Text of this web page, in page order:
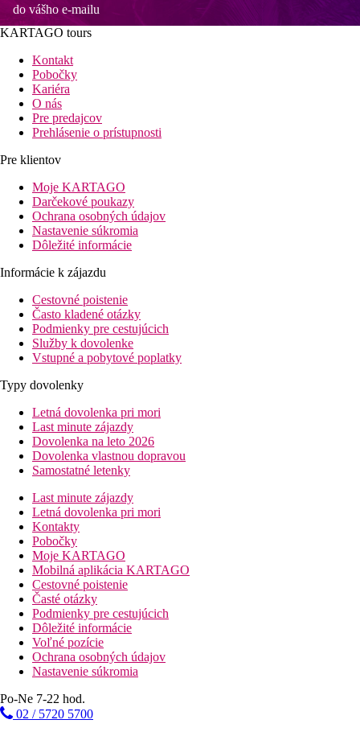
do vášho e-mailu
KARTAGO tours
Kontakt
Pobočky
Kariéra
O nás
Pre predajcov
Prehlásenie o prístupnosti
Pre klientov
Moje KARTAGO
Darčekové poukazy
Ochrana osobných údajov
Nastavenie súkromia
Dôležité informácie
Informácie k zájazdu
Cestovné poistenie
Často kladené otázky
Podmienky pre cestujúcich
Služby k dovolenke
Vstupné a pobytové poplatky
Typy dovolenky
Letná dovolenka pri mori
Last minute zájazdy
Dovolenka na leto 2026
Dovolenka vlastnou dopravou
Samostatné letenky
Last minute zájazdy
Letná dovolenka pri mori
Kontakty
Pobočky
Moje KARTAGO
Mobilná aplikácia KARTAGO
Cestovné poistenie
Časté otázky
Podmienky pre cestujúcich
Dôležité informácie
Voľné pozície
Ochrana osobných údajov
Nastavenie súkromia
Po-Ne 7-22 hod.
02 / 5720 5700